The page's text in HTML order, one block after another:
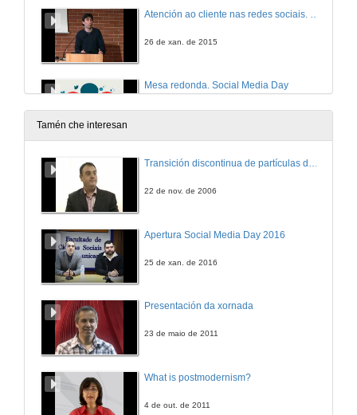
26 de xan. de 2015
Mesa redonda. Social Media Day
26 de xan. de 2015
Tamén che interesan
Transición discontinua de partículas de microgel termosensible
22 de nov. de 2006
Apertura Social Media Day 2016
25 de xan. de 2016
Presentación da xornada
23 de maio de 2011
What is postmodernism?
4 de out. de 2011